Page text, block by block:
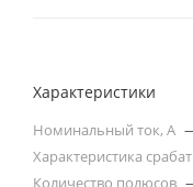
Характеристики
Номинальный ток, А
Характеристика
Количество полюсов